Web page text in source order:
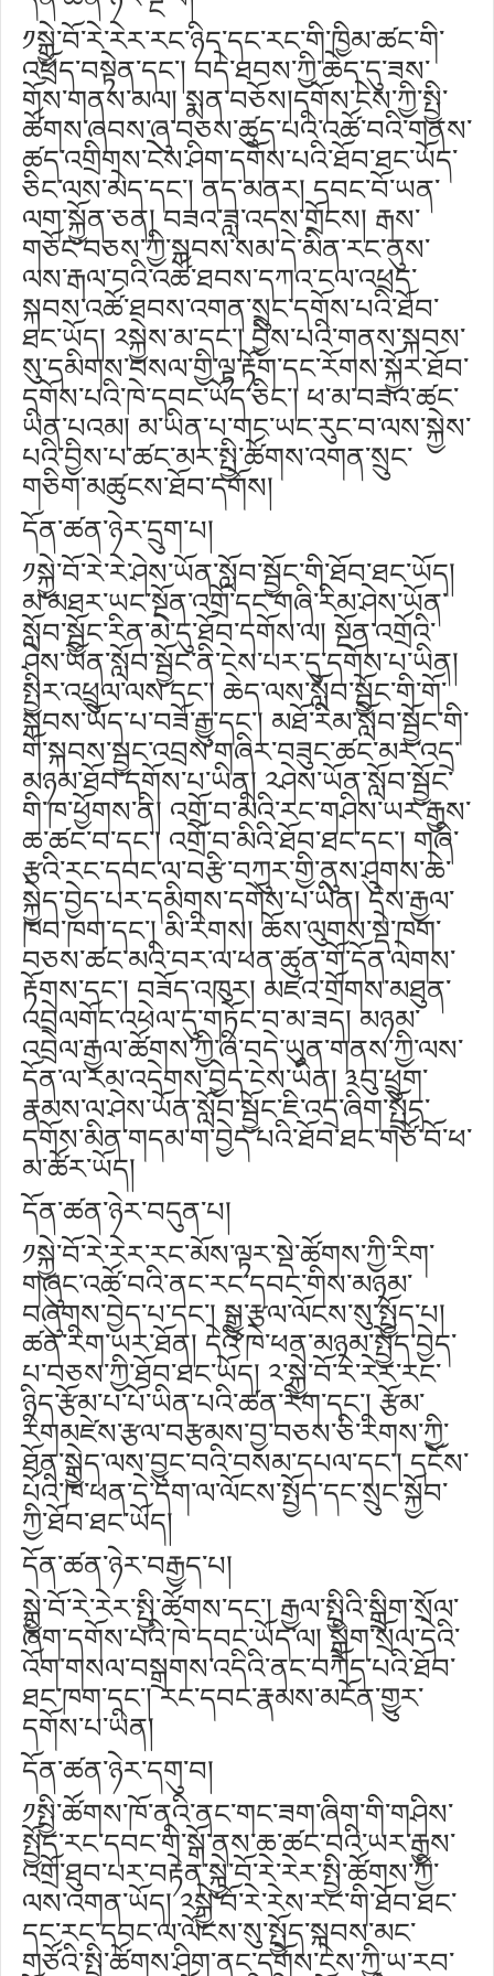
༡སྐྱེ་བོ་རེ་རེར་རང་ཉིད་དང་རང་གི་ཁྱིམ་ཚང་གི་
འཕྲོད་བསྟེན་དང༌། བདེ་ཐབས་ཀྱི་ཆེད་དུ་ཟས་
གོས་གནས་མལ། སྨན་བཅོས།དགོས་ངེས་ཀྱི་སྤྱི་
ཚོགས་ཞབས་ཞུ་བཅས་ཚུད་པའི་འཚོ་བའི་གནས་
ཚད་འགྲིགས་ངེས་ཤིག་དགོས་པའི་ཐོབ་ཐང་ཡོད་
ཅིང་ལས་མེད་དང༌། ནད་མནར། དབང་བོ་ཡན་
ལག་སྐྱོན་ཅན། བཟའ་ཟླ་འདས་གྲོངས། རྒས་
གཅོང་བཅས་ཀྱི་སྐབས་སམ་དེ་མིན་རང་ནུས་
ལས་རྒལ་བའི་འཚོ་ཐབས་དཀའ་ངལ་འཕྲད་
སྐབས་འཚོ་ཐབས་འགན་སྲུང་དགོས་པའི་ཐོབ་
ཐང་ཡོད། ༢སྐྱེས་མ་དང༌། བྱིས་པའི་གནས་སྐབས་
སུ་དམིགས་བསལ་གྱི་ལྟ་རྟོག་དང་རོགས་སྐྱོར་ཐོབ་
དགོས་པའི་ཁེ་དབང་ཡོད་ཅིང༌། ཕ་མ་བཟའ་ཚང་
ཡིན་པའམ། མ་ཡིན་པ་གང་ཡང་རུང་བ་ལས་སྐྱེས་
པའི་བྱིས་པ་ཚང་མར་སྤྱི་ཚོགས་འགན་སྲུང་
གཅིག་མཚུངས་ཐོབ་དགོས།
དོན་ཚན་ཉེར་དྲུག་པ།
༡སྐྱེ་བོ་རེ་རེ་ཤེས་ཡོན་སློབ་སྦྱོང་གི་ཐོབ་ཐང་ཡོད།
མ་མཐར་ཡང་སྔོན་འགྲོ་དང་གཞི་རིམ་ཤེས་ཡོན་
སློབ་སྦྱོང་རིན་མེ་དུ་ཐོབ་དགོས་ལ། སྔོན་འགྲོའི་
ཤེས་ཡོན་སློབ་སྦྱོང་ནི་ངེས་པར་དུ་དགོས་པ་ཡིན།
སྤྱིར་འཕྲུལ་ལས་དང༌། ཆེད་ལས་སློབ་སྦྱོང་གི་གོ་
སྐབས་ཡོད་པ་བཟོ་རྒྱུ་དང༌། མཐོ་རིམ་སློབ་སྦྱོང་གི་
གོ་སྐབས་སྦྱང་འབྲས་གཞིར་བཟུང་ཚང་མར་འདྲ་
མཉམ་ཐོབ་དགོས་པ་ཡིན། ༢ཤེས་ཡོན་སློབ་སྦྱོང་
གི་ཁ་ཕྱོགས་ནི། འགྲོ་བ་མིའི་རང་གཤིས་ཡར་རྒྱས་
ཆ་ཚང་བ་དང༌། འགྲོ་བ་མིའི་ཐོབ་ཐང་དང༌། གཞི་
རྩའི་རང་དབང་ལ་བརྩི་བཀུར་གྱི་ནུས་ཤུགས་ཆེ་
སྐྱེད་བྱེད་པར་དམིགས་དགོས་པ་ཡིན། དེས་རྒྱལ་
ཁབ་ཁག་དང༌། མི་རིགས། ཆོས་ལུགས་སྡེ་ཁག་
བཅས་ཚང་མའི་བར་ལ་ཕན་ཚུན་གོ་དོན་ལེགས་
རྟོགས་དང༌། བཟོད་འཁུར། མཛའ་གྲོགས་མཐུན་
འབྲེལགོང་འཕེལ་དུ་གཏོང་བ་མ་ཟད། མཉམ་
འབྲེལ་རྒྱལ་ཚོགས་ཀྱི་ཞི་བདེ་ཡུན་གནས་ཀྱི་ལས་
དོན་ལ་རམ་འདེགས་བྱེད་ངེས་ཡིན། ༣བུ་ཕྲུག་
རྣམས་ལ་ཤེས་ཡོན་སློབ་སྦྱོང་ཇི་འདྲ་ཞིག་སྤྲོད་
དགོས་མིན་གདམ་ག་བྱེད་པའི་ཐོབ་ཐང་གཙོ་བོ་ཕ་
མ་ཚོར་ཡོད།
དོན་ཚན་ཉེར་བདུན་པ།
༡སྐྱེ་བོ་རེ་རེར་རང་མོས་ལྟར་སྡེ་ཚོགས་ཀྱི་རིག་
གཞུང་འཚོ་བའི་ནང་རང་དབང་གིས་མཉམ་
བཞུགས་བྱེད་པ་དང༌། སྒྱུ་རྩལ་ལོངས་སུ་སྤྱོད་པ།
ཚན་རིག་ཡར་ཐོན། དེའི་ཁེ་ཕན་མཉམ་སྤྱོད་བྱེད་
པ་བཅས་ཀྱི་ཐོབ་ཐང་ཡོད། ༢་སྐྱེ་བོ་རེ་རེར་རང་
ཉིད་རྩོམ་པ་པོ་ཡིན་པའི་ཚན་རིག་དང༌། རྩོམ་
རིགམཛེས་རྩལ་བརྩམས་བྱ་བཅས་ཅི་རིགས་ཀྱི་
ཐོན་སྐྱེད་ལས་བྱུང་བའི་བསམ་དཔལ་དང༌། དངོས་
པོའི་ཁེ་ཕན་དེ་དག་ལ་ལོངས་སྤྱོད་དང་སྲུང་སྐྱོབ་
ཀྱི་ཐོབ་ཐང་ཡོད།
དོན་ཚན་ཉེར་བརྒྱད་པ།
སྐྱེ་བོ་རེ་རེར་སྤྱི་ཚོགས་དང༌། རྒྱལ་སྤྱིའི་སྒྲིག་སྲོལ་
ཞིག་དགོས་པའི་ཁེ་དབང་ཡོད་ལ། སྒྲིག་སྲོལ་དེའི་
འོག་གསལ་བསྒྲགས་འདིའི་ནང་བཀོད་པའི་ཐོབ་
ཐང་ཁག་དང༌། རང་དབང་རྣམས་མངོན་གྱུར་
དགོས་པ་ཡིན།
དོན་ཚན་ཉེར་དགུ་བ།
༡སྤྱི་ཚོགས་ཁོ་ནའི་ནང་གང་ཟག་ཞིག་གི་གཤིས་
སྤྱོད་རང་དབང་གི་སྒོ་ནས་ཆ་ཚང་བའི་ཡར་རྒྱས་
འགྲོ་ཐུབ་པར་བརྟེན་སྐྱེ་བོ་རེ་རེར་སྤྱི་ཚོགས་ཀྱི་
ལས་འགན་ཡོད། ༢སྐྱེ་བོ་རེ་རེས་རང་གི་ཐོབ་ཐང་
དང་རང་དབང་ལ་ལོངས་སུ་སྤྱོད་སྐབས་མང་
གཙོའི་སྤྱི་ཚོགས་ཤིག་ནང་དགོས་ངེས་ཀྱི་ཡ་རབ་